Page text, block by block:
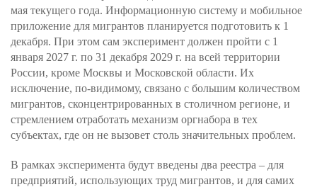
мая текущего года. Информационную систему и мобильное
приложение для мигрантов планируется подготовить к 1
декабря. При этом сам эксперимент должен пройти с 1
января 2027 г. по 31 декабря 2029 г. на всей территории
России, кроме Москвы и Московской области. Их
исключение, по-видимому, связано с большим количеством
мигрантов, сконцентрированных в столичном регионе, и
стремлением отработать механизм оргнабора в тех
субъектах, где он не вызовет столь значительных проблем.
В рамках эксперимента будут введены два реестра – для
предприятий, использующих труд мигрантов, и для самих